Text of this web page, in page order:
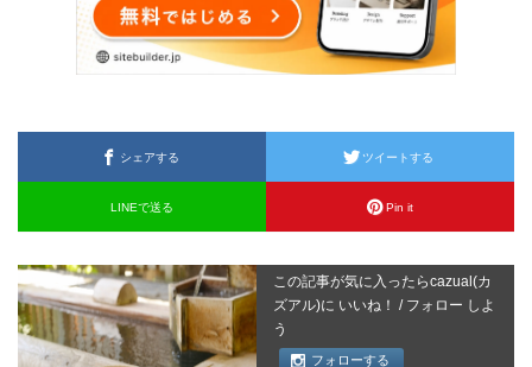
シェアする ツイートする
LINEで送る Pin it
この記事が気に入ったらcazual(カ
ズアル)に いいね！ / フォロー しよ
う
フォローする